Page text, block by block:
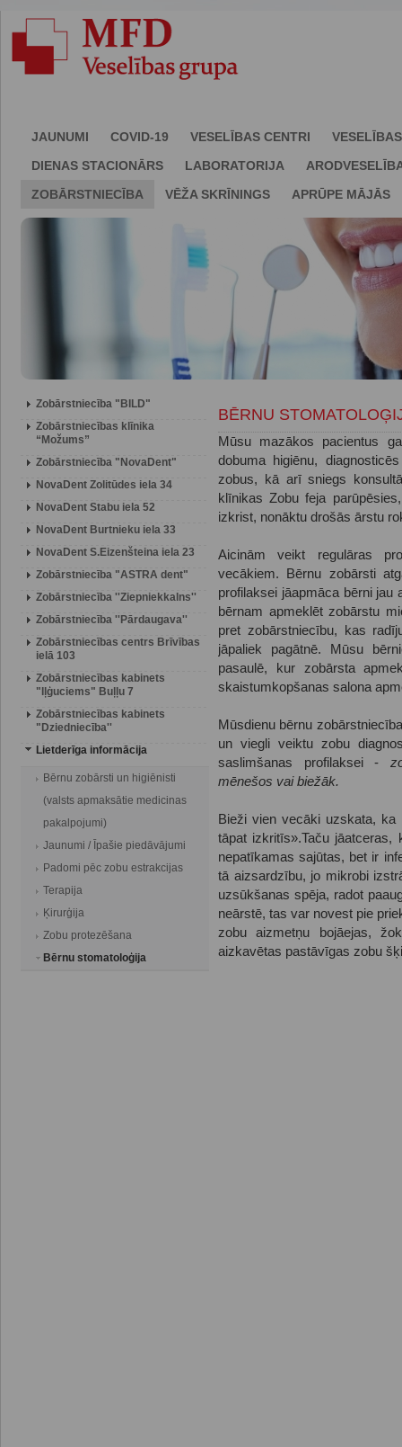
JAUNUMI COVID-19 VESELĪBAS CENTRI
DIENAS STACIONĀRS
LABORATORIJA
ZOBĀRSTNIECĪBA
VĒŽA SKRĪNINGS APRŪPE MĀJĀS
Zobārstniecība "BILD"
Zobārstniecības klīnika
“Možums”
Zobārstniecība "NovaDent"
NovaDent Zolitūdes iela 34
NovaDent Stabu iela 52
NovaDent Burtnieku iela 33
NovaDent S.Eizenšteina iela 23
Zobārstniecība "ASTRA dent"
Zobārstniecība ''Ziepniekkalns''
Zobārstniecība ''Pārdaugava''
Zobārstniecības centrs Brīvības
ielā 103
Zobārstniecības kabinets
"Iļģuciems" Buļļu 7
Zobārstniecības kabinets
"Dziedniecība''
Lietderīga informācija
Bērnu zobārsti un higiēnisti
(valsts apmaksātie medicinas
pakalpojumi)
Jaunumi / Īpašie piedāvājumi
Padomi pēc zobu estrakcijas
Terapija
Ķirurģija
Zobu protezēšana
Bērnu stomatoloģija
BĒRNU
Mūsu mazākos pacientus
dobuma higiēnu,
zobus, kā arī sniegs
klīnikas Zobu feja
izkrist, nonāktu drošās ārstu
Aicinām veikt regulāras
vecākiem. Bērnu zobārsti
profilaksei jāapmāca bērni
bērnam apmeklēt zobārstu
pret zobārstniecību, kas
jāpaliek pagātnē. Mūsu
pasaulē, kur zobārsta
skaistumkopšanas salona
Mūsdienu bērnu
un viegli veiktu zobu
saslimšanas profilaksei -
mēnešos vai biežāk.
Bieži vien vecāki uzskata,
tāpat izkritīs».Taču
nepatīkamas sajūtas, bet ir
tā aizsardzību, jo mikrobi
uzsūkšanas spēja, radot
neārstē, tas var novest pie
zobu aizmetņu bojāejas,
aizkavētas pastāvīgas zobu